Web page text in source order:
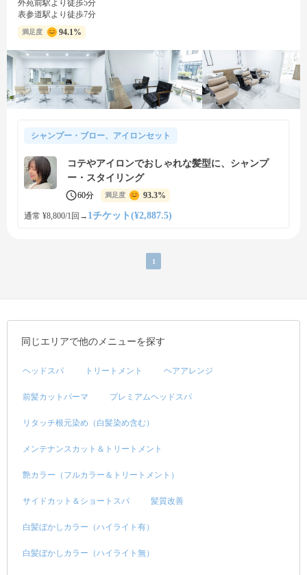
外苑前駅より徒歩5分
表参道駅より徒歩7分
満足度 94.1%
シャンプー・ブロー、アイロンセット
コテやアイロンでおしゃれな髪型に、シャンプ
ー・スタイリング
60分 満足度 93.3%
通常 ¥8,800/1回 → 1チケット(¥2,887.5)
1
同じエリアで他のメニューを探す
ヘッドスパ トリートメント ヘアアレンジ
前髪カットパーマ プレミアムヘッドスパ
リタッチ根元染め（白髪染め含む）
メンテナンスカット＆トリートメント
艶カラー（フルカラー＆トリートメント）
サイドカット＆ショートスパ 髪質改善
白髪ぼかしカラー（ハイライト有）
白髪ぼかしカラー（ハイライト無）